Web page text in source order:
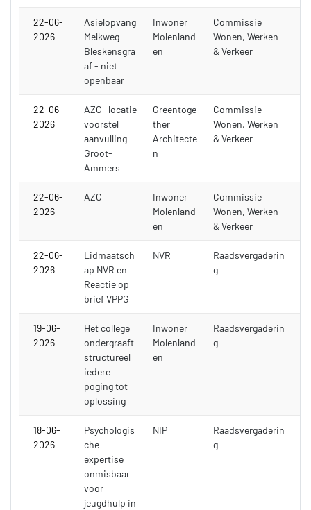
22-06-
2026
Asielopvang
Melkweg
Bleskensgra
af - niet
openbaar
Inwoner
Molenland
en
Commissie
Wonen, Werken
& Verkeer
22-06-
2026
AZC- locatie
voorstel
aanvulling
Groot-
Ammers
Greentoge
ther
Architecte
n
Commissie
Wonen, Werken
& Verkeer
22-06-
2026
AZC
Inwoner
Molenland
en
Commissie
Wonen, Werken
& Verkeer
22-06-
2026
Lidmaatsch
ap NVR en
Reactie op
brief VPPG
NVR
Raadsvergaderin
g
19-06-
2026
Het college
ondergraaft
structureel
iedere
poging tot
oplossing
Inwoner
Molenland
en
Raadsvergaderin
g
18-06-
2026
Psychologis
che
expertise
onmisbaar
voor
jeugdhulp in
NIP
Raadsvergaderin
g